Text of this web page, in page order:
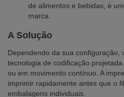
de alimentos e bebidas, é
marca.
A Solução
Dependendo da sua configuração,
tecnologia de codificação
ou em movimento contínuo. A
imprimir rapidamente antes que o
embalagens individuais.